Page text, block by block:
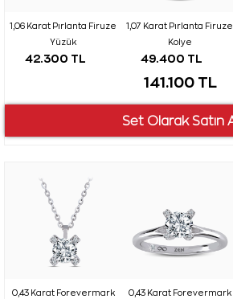
1,06 Karat Pırlanta Firuze
Yüzük
42.300 TL
1,07 Karat Pırlanta Firuze
Kolye
49.400 TL
141.100 TL
0,43 Karat Forevermark
0,43 Karat Forevermark